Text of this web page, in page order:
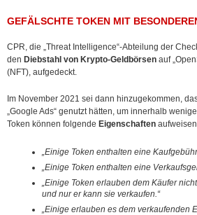
GEFÄLSCHTE TOKEN MIT
CPR, die „Threat Intelligence“-Abteilung der
den Diebstahl von Krypto-Geldbörsen auf
(NFT), aufgedeckt.
Im November 2021 sei dann hinzugekommen,
„Google Ads“ genutzt hätten, um innerhalb
Token können folgende Eigenschaften
„Einige Token enthalten eine
„Einige Token enthalten eine
„Einige Token erlauben dem Käufer
und nur er kann sie verkaufen.“
„Einige erlauben es dem verkaufenden